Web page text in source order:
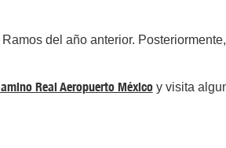
del año anterior.
Real Aeropuerto Méxicoy visita